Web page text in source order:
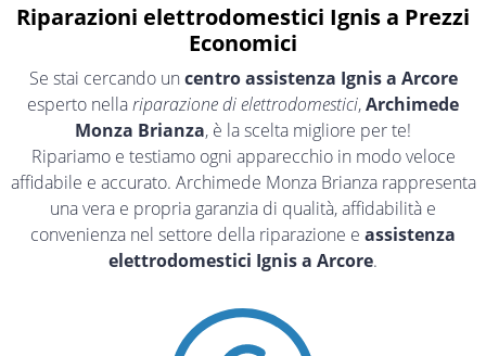
Riparazioni elettrodomestici Ignis a Prezzi
Economici
Se stai cercando un centro assistenza Ignis a Arcore
esperto nellariparazione di elettrodomestici,Archimede
Monza Brianza, è la scelta migliore per te!
Ripariamo e testiamo ogni apparecchio in modo veloce
affidabile e accurato. Archimede Monza Brianza rappresenta
una vera e propria garanzia di qualità, affidabilità e
convenienza nel settore della riparazione e assistenza
elettrodomestici Ignis a Arcore.